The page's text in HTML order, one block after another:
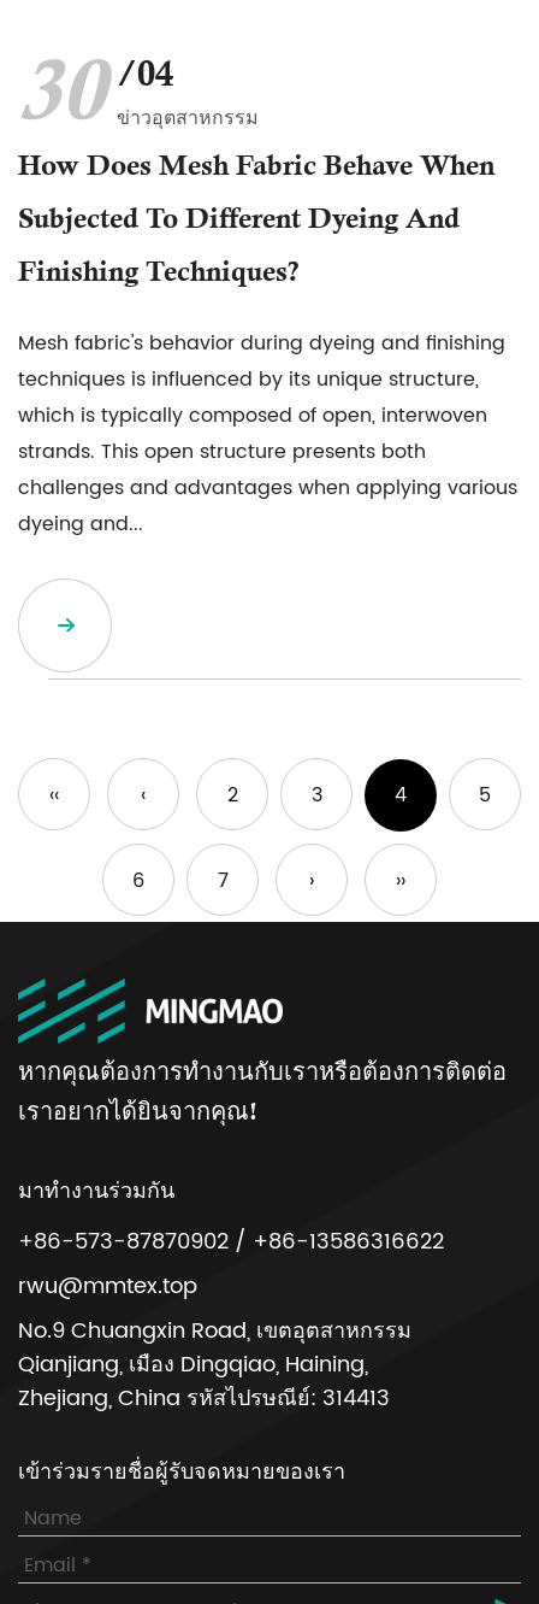
30 /04
ข่าวอุตสาหกรรม
How Does Mesh Fabric Behave When
Subjected To Different Dyeing And
Finishing Techniques?
Mesh fabric's behavior during dyeing and finishing
techniques is influenced by its unique structure,
which is typically composed of open, interwoven
strands. This open structure presents both
challenges and advantages when applying various
dyeing and...
‹‹ ‹ 2 3 4 5
6 7 › ››
หากคุณต้องการทำงานกับเราหรือต้องการติดต่อ
เราอยากได้ยินจากคุณ!
มาทำงานร่วมกัน
+86-573-87870902 / +86-13586316622
rwu@mmtex.top
No.9 Chuangxin Road, เขตอุตสาหกรรม
Qianjiang, เมือง Dingqiao, Haining,
Zhejiang, China รหัสไปรษณีย์: 314413
เข้าร่วมรายชื่อผู้รับจดหมายของเรา